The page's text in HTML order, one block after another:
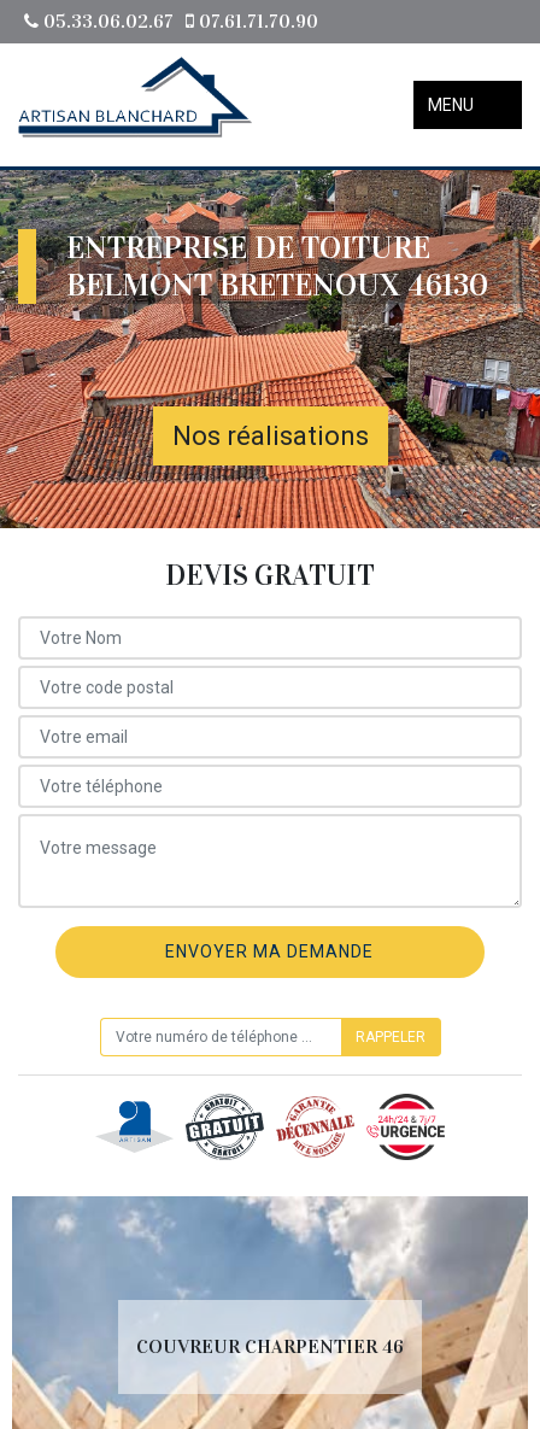
05.33.06.02.67 07.61.71.70.90
MENU
ENTREPRISE DE TOITURE
BELMONT BRETENOUX 46130
Nos réalisations
DEVIS GRATUIT
COUVREUR CHARPENTIER 46